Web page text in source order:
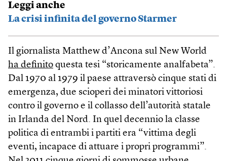
Leggi anche
La crisi infinita del governo Starmer
Il giornalista Matthew d’Ancona sul New World
ha definito questa tesi “storicamente analfabeta”.
Dal 1970 al 1979 il paese attraversò cinque stati di
emergenza, due scioperi dei minatori vittoriosi
contro il governo e il collasso dell’autorità statale
in Irlanda del Nord. In quel decennio la classe
politica di entrambi i partiti era “vittima degli
eventi, incapace di attuare i propri programmi”.